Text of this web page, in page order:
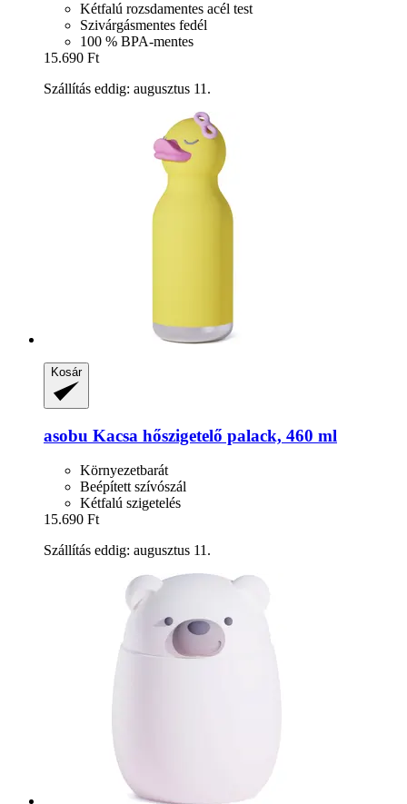
Kétfalú rozsdamentes acél test
Szivárgásmentes fedél
100 % BPA-mentes
15.690 Ft
Szállítás eddig: augusztus 11.
Kosár
asobu Kacsa hőszigetelő palack, 460 ml
Környezetbarát
Beépített szívószál
Kétfalú szigetelés
15.690 Ft
Szállítás eddig: augusztus 11.